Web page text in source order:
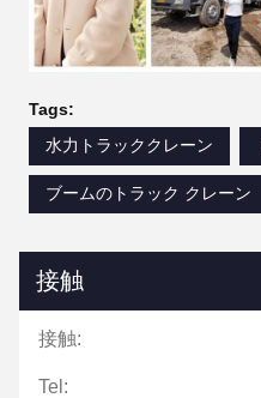
Tags:
水力トラッククレーン
ブームのトラック クレーン
接触
接触:
Tel: